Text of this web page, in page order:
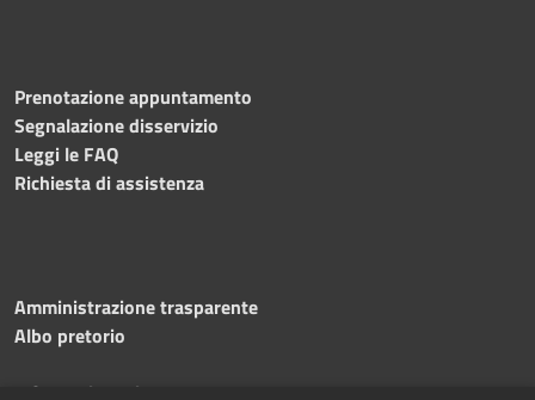
Prenotazione appuntamento
Segnalazione disservizio
Leggi le FAQ
Richiesta di assistenza
Amministrazione trasparente
Albo pretorio
Informativa privacy